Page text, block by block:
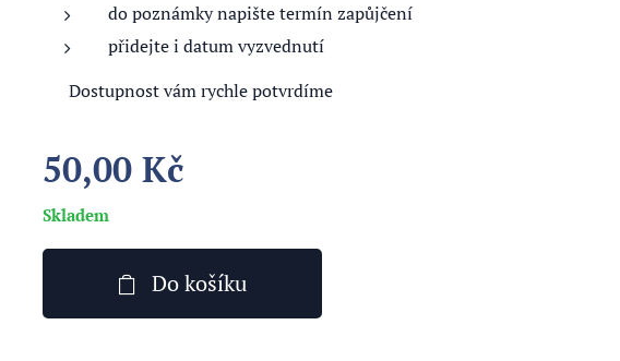
do poznámky napište termín zapůjčení
přidejte i datum vyzvednutí
✔ Dostupnost vám rychle potvrdíme
50,00 Kč
Skladem
Do košíku